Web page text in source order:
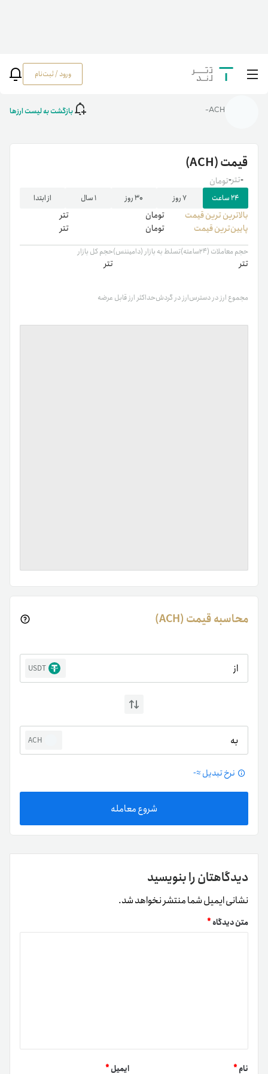
ورود / ثبت‌نام خانه رمزارزها/
ACH
ACH- بازگشت به لیست ارزها
قیمت(ACH)
-تومان -تتر
۲۴ ساعت ۷ روز ۳۰ روز ۱ سال از ابتدا
بالاترین ‌ترین قیمت تومان
تتر
پایین‌ترین قیمت
تومان تتر
حجم معاملات (۲۴ساعته)
تتر
تسلط به بازار (دامیننس)حجم کل بازار
تتر
مجموع ارز در دسترسارز در گردشحداکثر ارز قابل عرضه
محاسبه قیمت (ACH)
از USDT
به ACH
نرخ تبدیل ≈-
شروع معامله
دیدگاهتان را بنویسید
نشانی ایمیل شما منتشر نخواهد شد.
متن دیدگاه*
نام* ایمیل*